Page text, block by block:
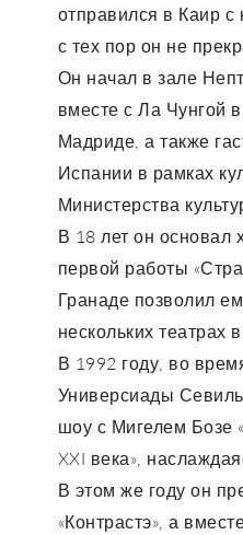
отправился в Каир с
с тех пор он не
Он начал в зале
вместе с Ла Чунгой
Мадриде, а также
Испании в рамках
Министерства
В 18 лет он основал
первой работы
Гранаде позволил
нескольких театрах
В 1992 году, во
Универсиады
шоу с Мигелем Бозе
XXI века»,
В этом же году он
«Контрастэ», а